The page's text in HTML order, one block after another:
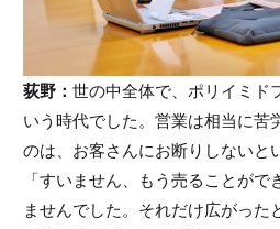
荻野： 世の中全体で、ポリイミド
いう時代でした。営業は相当に苦
のは、お客さんにお断りしないと
「すいません、もう売ることが
ませんでした。それだけ広がった